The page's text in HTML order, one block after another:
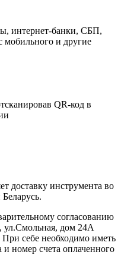
интернет-банки, СБП,
мобильного и другие
QR-код в
инструмента во
согласованию
ул.Смольная, дом 24А
себе необходимо иметь
и номер счета оплаченного